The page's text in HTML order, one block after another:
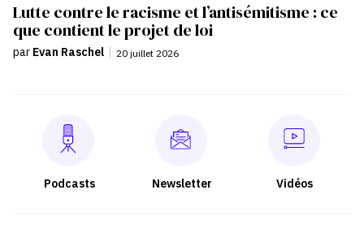
Lutte contre le racisme et l’antisémitisme : ce
que contient le projet de loi
par Evan Raschel 20 juillet 2026
Podcasts Newsletter Vidéos